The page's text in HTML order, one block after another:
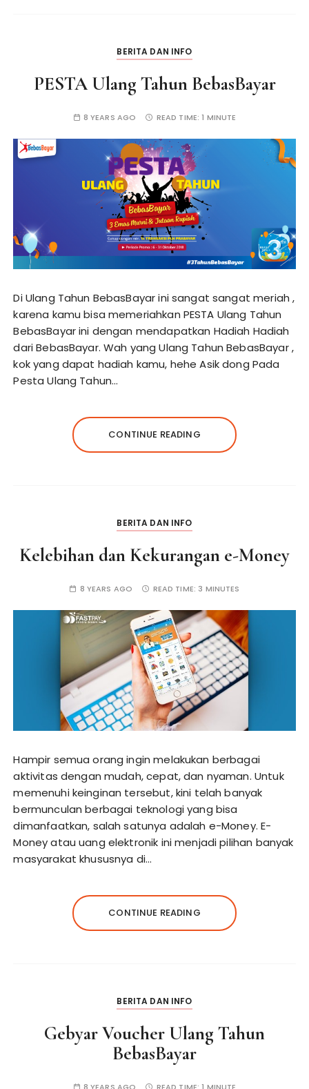
BERITA DAN INFO
PESTA Ulang Tahun BebasBayar
8 YEARS AGO READ TIME:1 MINUTE
Di Ulang Tahun BebasBayar ini sangat sangat meriah ,
karena kamu bisa memeriahkan PESTA Ulang Tahun
BebasBayar ini dengan mendapatkan Hadiah Hadiah
dari BebasBayar. Wah yang Ulang Tahun BebasBayar ,
kok yang dapat hadiah kamu, hehe Asik dong Pada
Pesta Ulang Tahun…
CONTINUE READING
BERITA DAN INFO
Kelebihan dan Kekurangan e-Money
8 YEARS AGO READ TIME: 3 MINUTES
Hampir semua orang ingin melakukan berbagai
aktivitas dengan mudah, cepat, dan nyaman. Untuk
memenuhi keinginan tersebut, kini telah banyak
bermunculan berbagai teknologi yang bisa
dimanfaatkan, salah satunya adalah e-Money. E-
Money atau uang elektronik ini menjadi pilihan banyak
masyarakat khususnya di…
CONTINUE READING
BERITA DAN INFO
Gebyar Voucher Ulang Tahun
BebasBayar